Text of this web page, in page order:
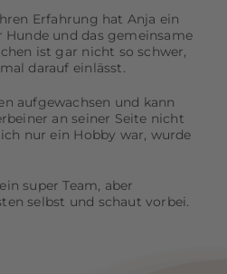
Erfahrung hat Anja ein
Hunde und das gemeinsame
ist gar nicht so schwer,
darauf einlässt.
aufgewachsen und kann
an seiner Seite nicht
nur ein Hobby war, wurde
super Team, aber
selbst und schaut vorbei.